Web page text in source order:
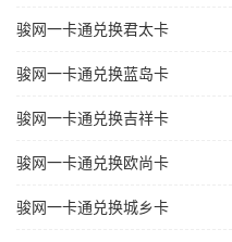
骏网一卡通兑换君太卡
骏网一卡通兑换蓝岛卡
骏网一卡通兑换吉祥卡
骏网一卡通兑换欧尚卡
骏网一卡通兑换城乡卡